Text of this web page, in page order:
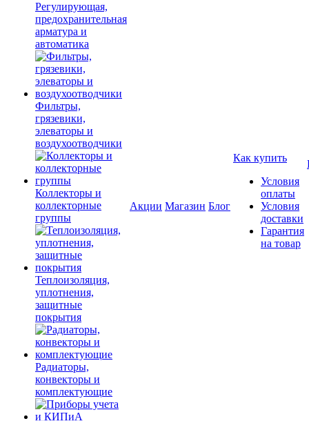
Регулирующая,
предохранительная
арматура и
автоматика
Фильтры,
грязевики,
элеваторы и
воздухоотводчики
Коллекторы и
коллекторные
группы
Теплоизоляция,
уплотнения,
защитные
покрытия
Радиаторы,
конвекторы и
комплектующие
Акции Магазин Блог
Как купить
Условия
оплаты
Условия
доставки
Гарантия
на товар